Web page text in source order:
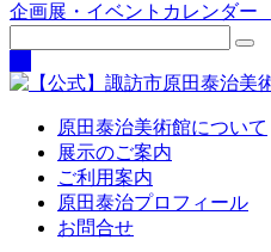
企画展・イベントカレンダー
原田泰治美術館について
展示のご案内
ご利用案内
原田泰治プロフィール
お問合せ